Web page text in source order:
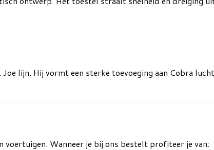
lijn. Hij vormt een sterke toevoeging aan Cobra
Wanneer je bij ons bestelt profiteer je van: